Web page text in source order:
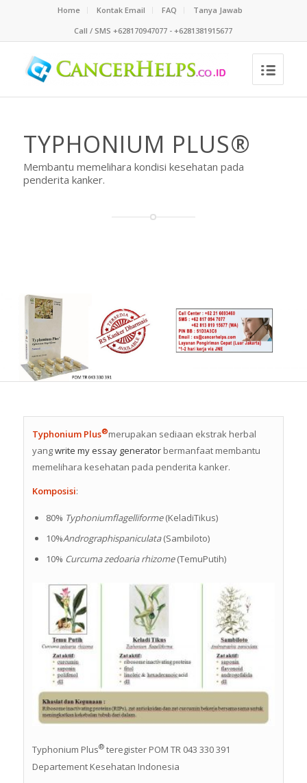
Home Kontak Email FAQ
Tanya Jawab
Call / SMS +628170947077 - +6281381915677
TYPHONIUM PLUS®
Membantu memelihara kondisi kesehatan pada
penderita kanker.
Typhonium Plus®merupakan sediaan ekstrak herbal
yangwrite my essay generatorbermanfaat membantu
memelihara kesehatan pada penderita kanker.
Komposisi:
казино Вулкан
80% Typhoniumflagelliforme(KeladiTikus)
10%Andrographispaniculata(Sambiloto)
10% Curcuma zedoaria rhizome(TemuPutih)
Typhonium Plus®teregister POM TR 043 330 391
Departement Kesehatan Indonesia